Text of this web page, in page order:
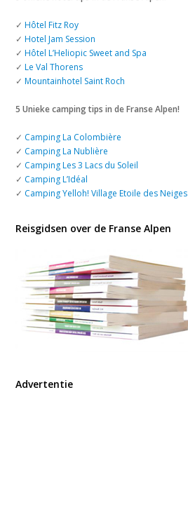
✓Hôtel Fitz Roy
✓Hotel Jam Session
✓Hôtel L’Heliopic Sweet and Spa
✓Le Val Thorens
✓Mountainhotel Saint Roch
5 Unieke camping tips in de Franse Alpen!
✓ Camping La Colombière
✓ Camping La Nublière
✓ Camping Les 3 Lacs du Soleil
✓ Camping L’Idéal
✓ Camping Yelloh! Village Etoile des Neiges
Reisgidsen over de Franse Alpen
Advertentie